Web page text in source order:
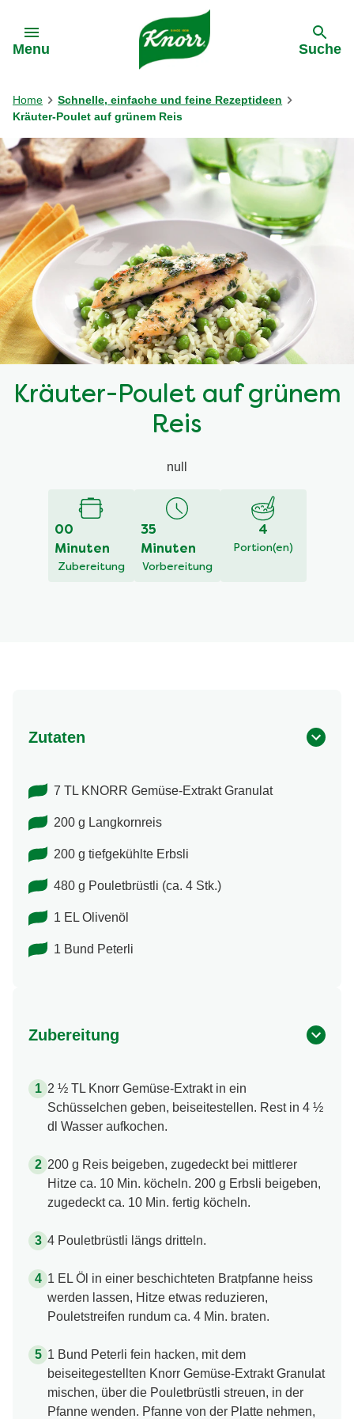
Menu Suche
Home
Schnelle, einfache und feine Rezeptideen
Kräuter-Poulet auf grünem Reis
Kräuter-Poulet auf grünem
Reis
null
00
Minuten
Zubereitung
35
Minuten
Vorbereitung
4
Portion(en)
Zutaten
7 TL KNORR Gemüse-Extrakt Granulat
200 g Langkornreis
200 g tiefgekühlte Erbsli
480 g Pouletbrüstli (ca. 4 Stk.)
1 EL Olivenöl
1 Bund Peterli
Zubereitung
2 ½ TL Knorr Gemüse-Extrakt in ein
Schüsselchen geben, beiseitestellen. Rest in 4 ½
dl Wasser aufkochen.
200 g Reis beigeben, zugedeckt bei mittlerer
Hitze ca. 10 Min. köcheln. 200 g Erbsli beigeben,
zugedeckt ca. 10 Min. fertig köcheln.
4 Pouletbrüstli längs dritteln.
1 EL Öl in einer beschichteten Bratpfanne heiss
werden lassen, Hitze etwas reduzieren,
Pouletstreifen rundum ca. 4 Min. braten.
1 Bund Peterli fein hacken, mit dem
beiseitegestellten Knorr Gemüse-Extrakt Granulat
mischen, über die Pouletbrüstli streuen, in der
Pfanne wenden. Pfanne von der Platte nehmen,